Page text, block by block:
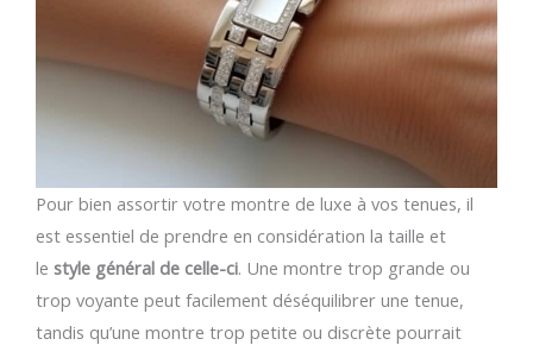
Pour bien assortir votre montre de luxe à vos tenues, il
est essentiel de prendre en considération la taille et
le style général de celle-ci. Une montre trop grande ou
trop voyante peut facilement déséquilibrer une tenue,
tandis qu’une montre trop petite ou discrète pourrait